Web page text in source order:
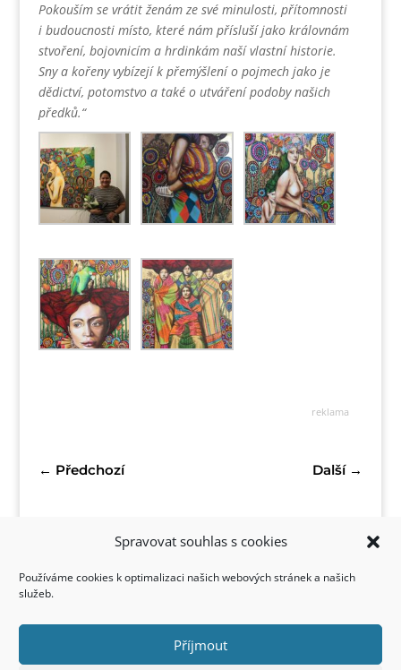
Spravovat souhlas s cookies
Používáme cookies k optimalizaci našich webových stránek a našich
služeb.
Příjmout
Pokouším se vrátit ženám ze své minulosti, přítomnosti
i budoucnosti místo, které nám přísluší jako královnám
stvoření, bojovnicím a hrdinkám naší vlastní historie.
Sny a kořeny vybízejí k přemýšlení o pojmech jako je
dědictví, potomstvo a také o utváření podoby našich
předků.“
reklama
← Předchozí Další→
Kontakt